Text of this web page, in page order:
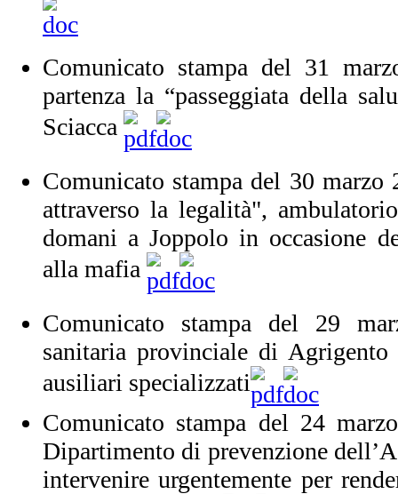
Comunicato stampa del 31
partenza la “passeggiata della
Sciacca
Comunicato stampa del 30 marzo
attraverso la legalità",
domani a Joppolo in occasione
alla mafia
Comunicato stampa del 29
sanitaria provinciale di Agrigento
ausiliari specializzati
Comunicato stampa del 24
Dipartimento di prevenzione
intervenire urgentemente per